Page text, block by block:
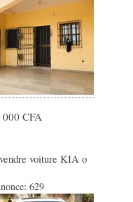
000 CFA
voiture KIA o
629